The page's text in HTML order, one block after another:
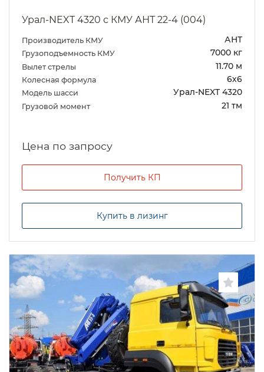
Урал-NEXT 4320 с КМУ АНТ 22-4 (004)
Производитель КМУ АНТ
Грузоподъемность КМУ 7000 кг
Вылет стрелы 11.70 м
Колесная формула 6х6
Модель шасси Урал-NEXT 4320
Грузовой момент 21 тм
Цена по запросу
Получить КП
Купить в лизинг